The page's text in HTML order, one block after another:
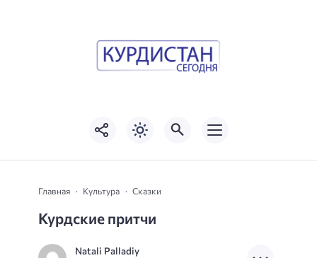
Главная Культура Сказки
Курдские притчи
Natali Palladiy